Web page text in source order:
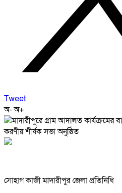
Tweet
অ-অ+
সোহাগ কাজী মাদারীপুর জেলা প্রতিনিধি